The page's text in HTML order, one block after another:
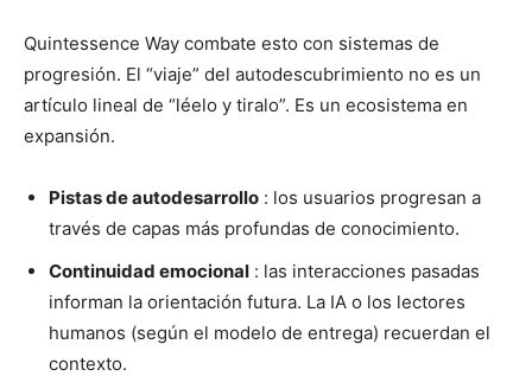
Quintessence Way combate esto con sistemas de
progresión. El “viaje” del autodescubrimiento no es un
artículo lineal de “léelo y tiralo”. Es un ecosistema en
expansión.
Pistas de autodesarrollo : los usuarios progresan a
través de capas más profundas de conocimiento.
Continuidad emocional : las interacciones pasadas
informan la orientación futura. La IA o los lectores
humanos (según el modelo de entrega) recuerdan el
contexto.